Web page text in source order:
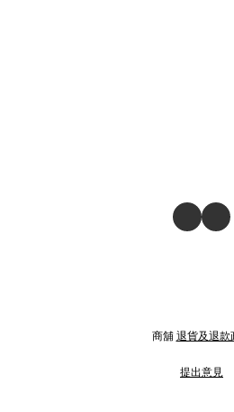
商舖 退貨及退款
提出意見